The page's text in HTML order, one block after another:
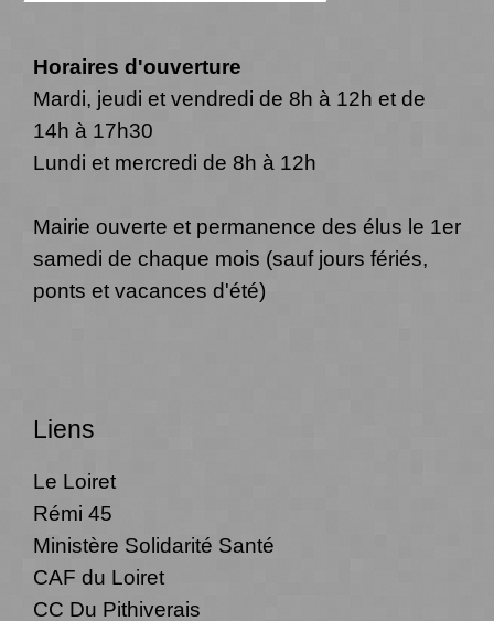
Horaires d'ouverture
Mardi, jeudi et vendredi de 8h à 12h et de
14h à 17h30
Lundi et mercredi de 8h à 12h
Mairie ouverte et permanence des élus le 1er
samedi de chaque mois (sauf jours fériés,
ponts et vacances d'été)
Liens
Le Loiret
Rémi 45
Ministère Solidarité Santé
CAF du Loiret
CC Du Pithiverais